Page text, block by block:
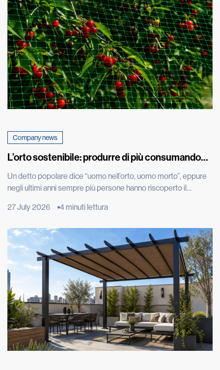
Company news
L’orto sostenibile: produrre di più consumando
Un detto popolare dice “uomo nell’orto, uomo morto”, eppure
negli ultimi anni sempre più persone hanno riscoperto il
di portare in tavola prodotti genuini, ridurre gli sprechi e
tecnologica, per esempio con l’irrigazione automatizzata, oggi
coltivare […]
27 July 2026 4 minuti lettura